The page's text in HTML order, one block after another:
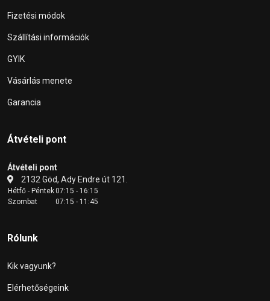
Fizetési módok
Szállítási információk
GYIK
Vásárlás menete
Garancia
Átvételi pont
Átvételi pont
2132 Göd, Ady Endre út 121.
Hétfő - Péntek07:15 - 16:15
Szombat
07:15 - 11:45
Rólunk
Kik vagyunk?
Elérhetőségeink